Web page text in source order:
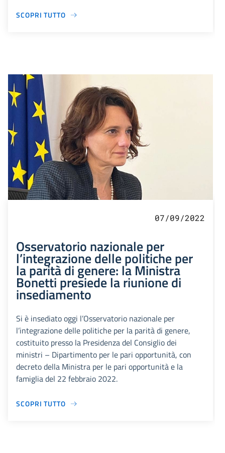
SCOPRI TUTTO
07/09/2022
Osservatorio nazionale per
l’integrazione delle politiche per
la parità di genere: la Ministra
Bonetti presiede la riunione di
insediamento
Si è insediato oggi l’Osservatorio nazionale per
l’integrazione delle politiche per la parità di genere,
costituito presso la Presidenza del Consiglio dei
ministri – Dipartimento per le pari opportunità, con
decreto della Ministra per le pari opportunità e la
famiglia del 22 febbraio 2022.
SCOPRI TUTTO